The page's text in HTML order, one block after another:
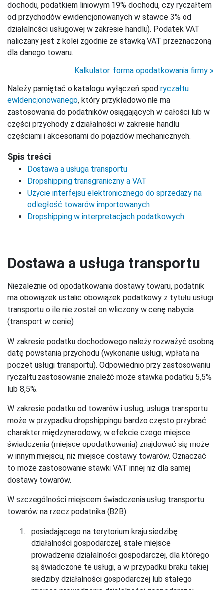
dochodu, podatkiem liniowym 19% dochodu, czy ryczałtem
od przychodów ewidencjonowanych w stawce 3% od
działalności usługowej w zakresie handlu). Podatek VAT
naliczany jest z kolei zgodnie ze stawką VAT przeznaczoną
dla danego towaru.
Kalkulator: forma opodatkowania firmy
Należy pamiętać o katalogu wyłączeń spod ryczałtu
ewidencjonowanego, który przykładowo nie ma
zastosowania do podatników osiągających w całości lub w
części przychody z działalności w zakresie handlu
częściami i akcesoriami do pojazdów mechanicznych.
Spis treści
Dostawa a usługa transportu
Dropshipping transgraniczny a VAT
Użycie interfejsu elektronicznego do sprzedaży na
odległość towarów importowanych
Dropshipping w interpretacjach podatkowych
Dostawa a usługa transportu
Niezależnie od opodatkowania dostawy towaru, podatnik
ma obowiązek ustalić obowiązek podatkowy z tytułu usługi
transportu o ile nie został on wliczony w cenę nabycia
(transport w cenie).
W zakresie podatku dochodowego należy rozważyć osobną
datę powstania przychodu (wykonanie usługi, wpłata na
poczet usługi transportu). Odpowiednio przy zastosowaniu
ryczałtu zastosowanie znaleźć może stawka podatku 5,5%
lub 8,5%.
W zakresie podatku od towarów i usług, usługa transportu
może w przypadku dropshippingu bardzo często przybrać
charakter międzynarodowy, w efekcie czego miejsce
świadczenia (miejsce opodatkowania) znajdować się może
w innym miejscu, niż miejsce dostawy towarów. Oznaczać
to może zastosowanie stawki VAT innej niż dla samej
dostawy towarów.
W szczególności miejscem świadczenia usług transportu
towarów na rzecz podatnika (B2B):
posiadającego na terytorium kraju siedzibę
działalności gospodarczej, stałe miejsce
prowadzenia działalności gospodarczej, dla którego
są świadczone te usługi, a w przypadku braku takiej
siedziby działalności gospodarczej lub stałego